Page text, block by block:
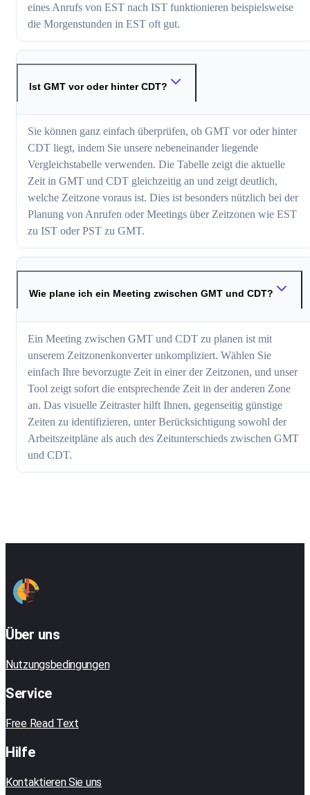
eines Anrufs von EST nach IST funktionieren beispielsweise
die Morgenstunden in EST oft gut.
Ist GMT vor oder hinter CDT?
Sie können ganz einfach überprüfen, ob GMT vor oder hinter
CDT liegt, indem Sie unsere nebeneinander liegende
Vergleichstabelle verwenden. Die Tabelle zeigt die aktuelle
Zeit in GMT und CDT gleichzeitig an und zeigt deutlich,
welche Zeitzone voraus ist. Dies ist besonders nützlich bei der
Planung von Anrufen oder Meetings über Zeitzonen wie EST
zu IST oder PST zu GMT.
Wie plane ich ein Meeting zwischen GMT und CDT?
Ein Meeting zwischen GMT und CDT zu planen ist mit
unserem Zeitzonenkonverter unkompliziert. Wählen Sie
einfach Ihre bevorzugte Zeit in einer der Zeitzonen, und unser
Tool zeigt sofort die entsprechende Zeit in der anderen Zone
an. Das visuelle Zeitraster hilft Ihnen, gegenseitig günstige
Zeiten zu identifizieren, unter Berücksichtigung sowohl der
Arbeitszeitpläne als auch des Zeitunterschieds zwischen GMT
und CDT.
Über uns
Nutzungsbedingungen
Service
Free Read Text
Hilfe
Kontaktieren Sie uns